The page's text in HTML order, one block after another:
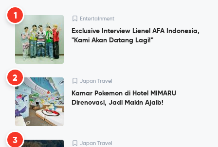
1 Entertainment
Exclusive Interview Lienel AFA Indonesia,
"Kami Akan Datang Lagi!"
2 Japan Travel
Kamar Pokemon di Hotel MIMARU
Direnovasi, Jadi Makin Ajaib!
3 Japan Travel